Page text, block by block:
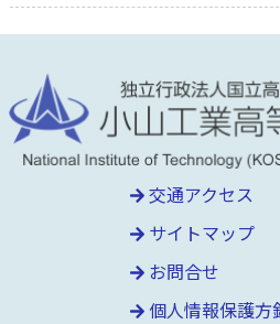
交通アクセス
サイトマップ
お問合せ
個人情報保護方